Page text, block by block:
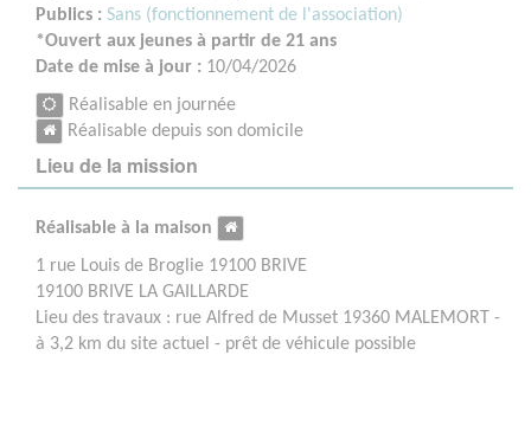
Publics : Sans (fonctionnement de l'association)
*Ouvert aux jeunes à partir de 21 ans
Date de mise à jour : 10/04/2026
Réalisable en journée
Réalisable depuis son domicile
Lieu de la mission
Réalisable à la maison
1 rue Louis de Broglie 19100 BRIVE
19100 BRIVE LA GAILLARDE
Lieu des travaux : rue Alfred de Musset 19360 MALEMORT -
à 3,2 km du site actuel - prêt de véhicule possible